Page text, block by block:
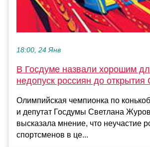
18:00, 24 Янв
В Госдуме назвали хорошим
недопуск россиян до
Олимпийская чемпионка по
и депутат Госдумы Светлана
высказала мнение, что неучастие
спортсменов в це...